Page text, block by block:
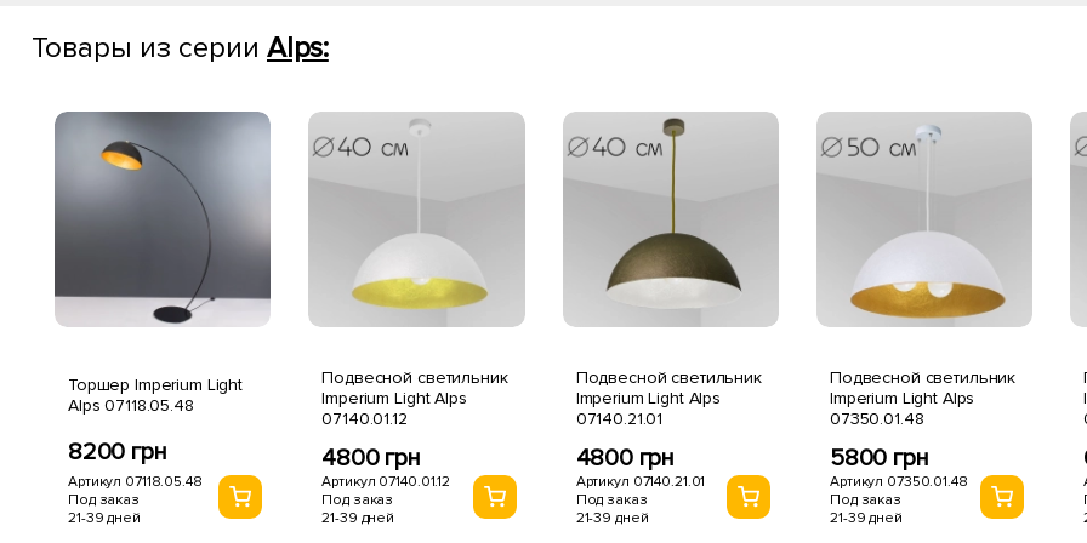
Товары из серии Alps:
Торшер Imperium Light
Alps 07118.05.48
8200 грн
Артикул 07118.05.48
Под заказ
21-39 дней
Подвесной светильник
Imperium Light Alps
07140.01.12
4800 грн
Артикул 07140.01.12
Под заказ
21-39 дней
Подвесной светильник
Imperium Light Alps
07140.21.01
4800 грн
Артикул 07140.21.01
Под заказ
21-39 дней
Подвесной светильник
Imperium Light Alps
07350.01.48
5800 грн
Артикул 07350.01.48
Под заказ
21-39 дней